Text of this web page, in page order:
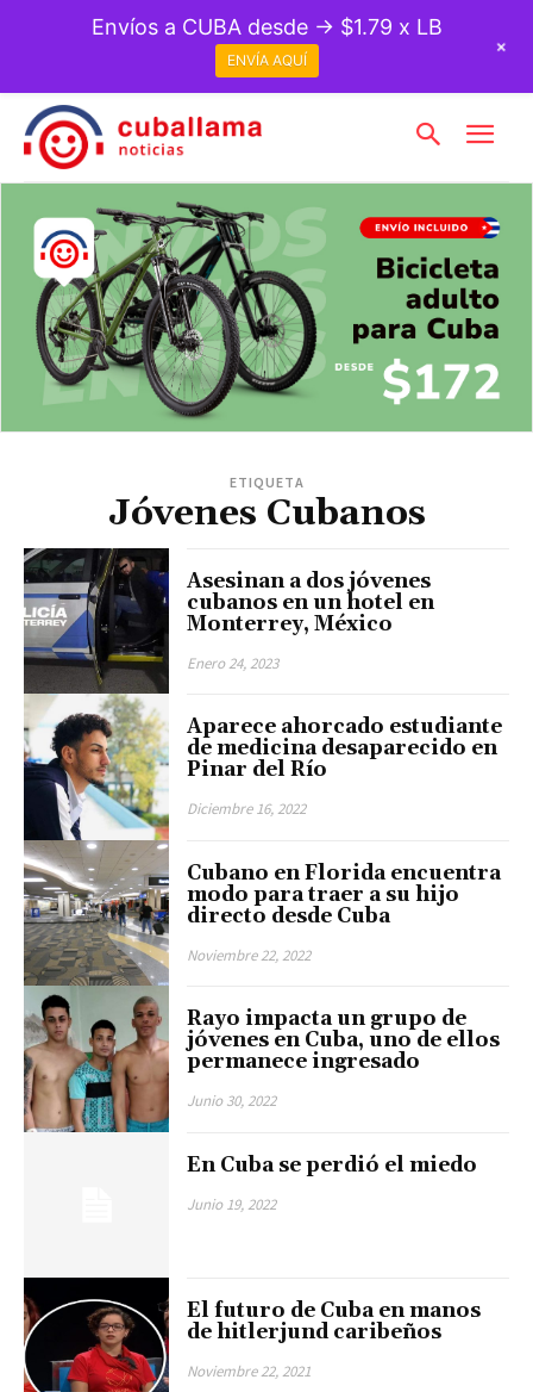
ETIQUETA
Jóvenes Cubanos
Asesinan a dos jóvenes
cubanos en un hotel en
Monterrey, México
Enero 24, 2023
Aparece ahorcado estudiante
de medicina desaparecido en
Pinar del Río
Diciembre 16, 2022
Cubano en Florida encuentra
modo para traer a su hijo
directo desde Cuba
Noviembre 22, 2022
Rayo impacta un grupo de
jóvenes en Cuba, uno de ellos
permanece ingresado
Junio 30, 2022
En Cuba se perdió el miedo
Junio 19, 2022
El futuro de Cuba en manos
de hitlerjund caribeños
Noviembre 22, 2021
Envíos a CUBA desde → $1.79 x LB
ENVÍA AQUÍ
+